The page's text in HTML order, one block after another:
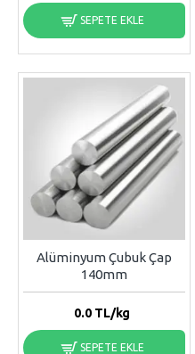
SEPETE EKLE
Alüminyum Çubuk Çap
140mm
0.0TL/kg
SEPETE EKLE